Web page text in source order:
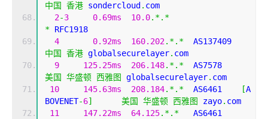
中国
香港 sondercloud . com
2-3 0.69ms 10.0.*.*
* RFC1918
4
0.92ms 160.202.*.*
中国
香港 globalsecurelayer. com
9
125.25ms 206.148.*.*
美国
华盛顿 西雅图 globalsecurelayer. com
10
145.63ms 208.184.*.*
  AS6461
[A
BOVENET-6] 美国 华盛顿 西雅图 zayo. com
11
147.22ms 64.125.*.*